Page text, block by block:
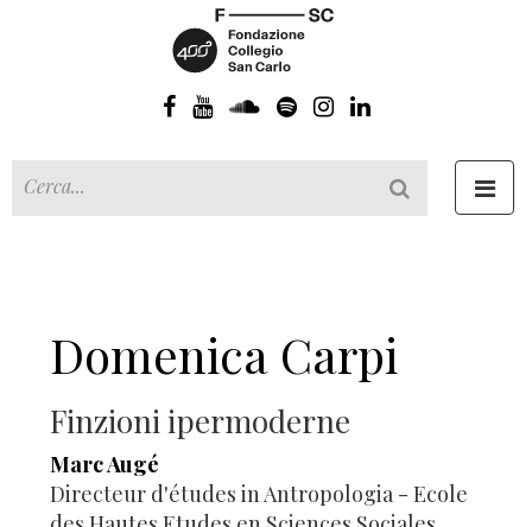
Domenica Carpi
Finzioni ipermoderne
Marc Augé
Directeur d'études in Antropologia - Ecole